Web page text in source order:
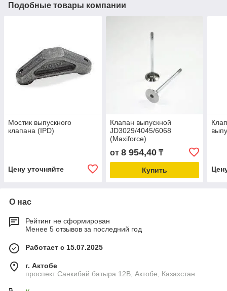
Подобные товары компании
Мостик выпускного
клапана (IPD)
Цену уточняйте
Клапан выпускной
JD3029/4045/6068
(Maxiforce)
от 8 954,40₸
Купить
О нас
Рейтинг не сформирован
Менее 5 отзывов за последний год
Работает с 15.07.2025
г. Актобе
проспект Санкибай батыра 12В, Актобе, Казахстан